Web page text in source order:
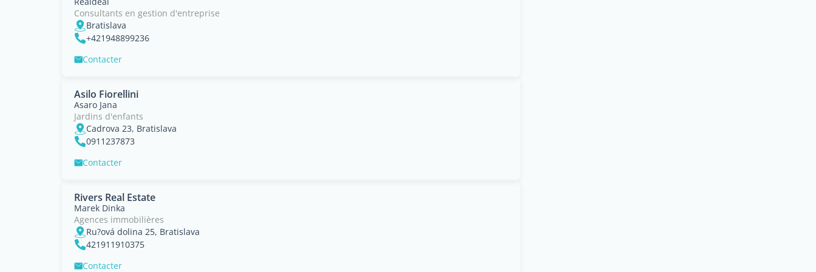
Consultants en gestion d'entreprise
Bratislava
+421948899236
Contacter
Asilo Fiorellini
Asaro Jana
Jardins d'enfants
Cadrova 23, Bratislava
0911237873
Contacter
Rivers Real Estate
Marek Dinka
Agences immobilières
Ru?ová dolina 25, Bratislava
421911910375
Contacter